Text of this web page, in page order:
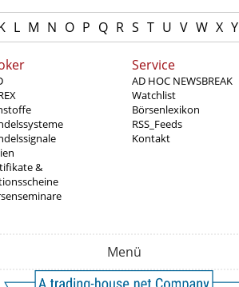
L M N O P Q R S T U V W X Y
&
Service
AD HOC NEWSBREAK
Watchlist
Börsenlexikon
RSS_Feeds
Kontakt
Menü